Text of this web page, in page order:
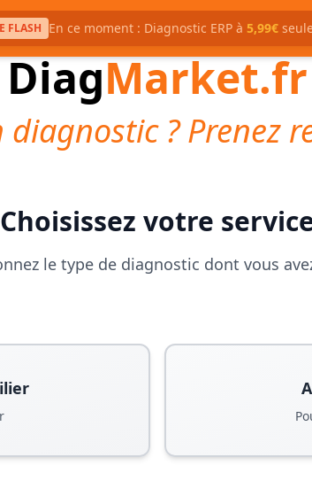
FLASH En ce moment : Diagnostic ERP à 5,99€
DiagMarket.fr
? Prenez
Choisissez votre
le type de diagnostic dont vous